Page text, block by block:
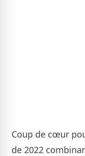
Coup de cœur
de 2022